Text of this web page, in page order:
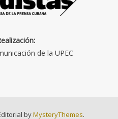
de la UPEC
byMysteryThemes.